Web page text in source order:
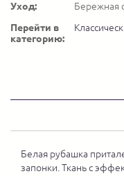
Уход:
Бережная
Перейти в
категорию:
Белая рубашка
запонки. Ткань с